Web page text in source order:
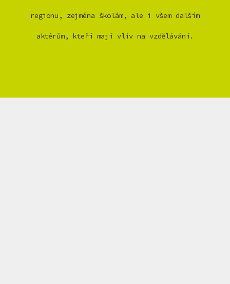
regionu, zejména školám, ale i všem dalším
aktérům, kteří mají vliv na vzdělávání.